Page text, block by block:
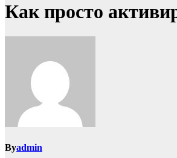
Как просто
Byadmin